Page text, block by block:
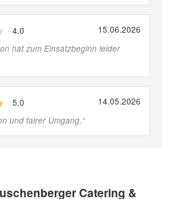
4.0 15.06.2026
hat zum Einsatzbeginn leider
5.0 14.05.2026
und fairer Umgang.“
Catering &